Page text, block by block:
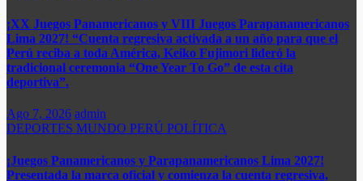
¡XX Juegos Panamericanos y VIII Juegos Parapanamericanos
Lima 2027! “Cuenta regresiva activada a un año para que el
Perú reciba a toda América, Keiko Fujimori lideró la
tradicional ceremonia “One Year To Go” de esta cita
deportiva”.
Ago 7, 2026 admin
DEPORTES MUNDO PERÚ POLÍTICA
¡Juegos Panamericanos y Parapanamericanos Lima 2027!
Presentada la marca oficial y comienza la cuenta regresiva,